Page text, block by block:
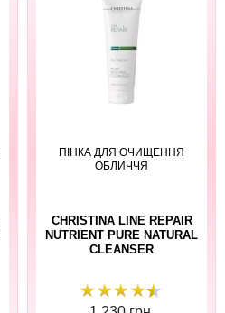
ПІНКА ДЛЯ ОЧИЩЕННЯ
ОБЛИЧЧЯ
CHRISTINA LINE REPAIR
NUTRIENT PURE NATURAL
CLEANSER